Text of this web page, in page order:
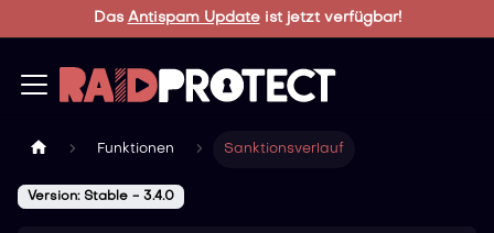
Das Antispam Updateist jetzt verfügbar!
Funktionen Sanktionsverlauf
Version: Stable - 3.4.0